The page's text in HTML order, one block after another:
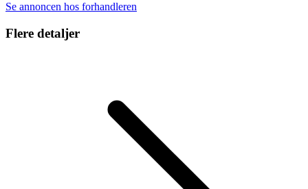
Se annoncen hos forhandleren
Flere detaljer